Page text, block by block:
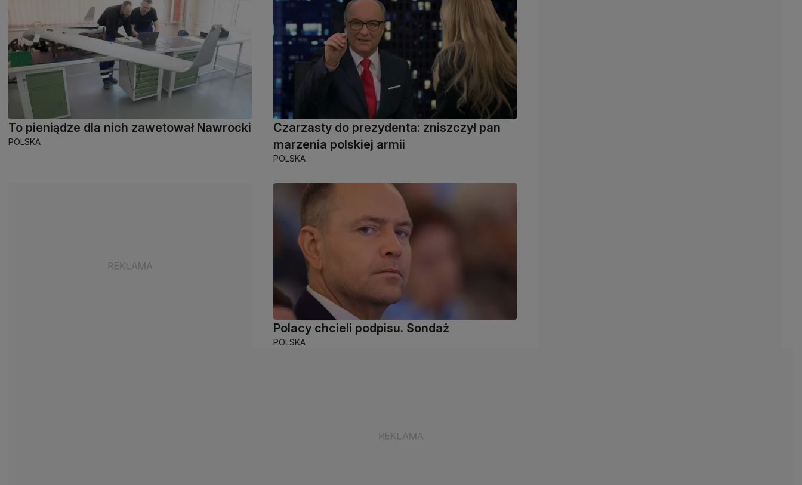
To pieniądze dla nich zawetował Nawrocki
POLSKA
Czarzasty do prezydenta: zniszczył pan
marzenia polskiej armii
POLSKA
Polacy chcieli podpisu. Sondaż
POLSKA